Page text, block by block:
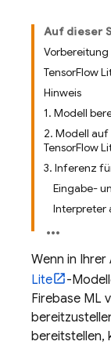
Auf dieser
Vorbereitung
TensorFlow
Hinweis
1. Modell
2. Modell
TensorFlow
3. Inferenz
Eingabe-
Interpreter
Wenn in
Lite
-
Firebase ML
bereitstellen,